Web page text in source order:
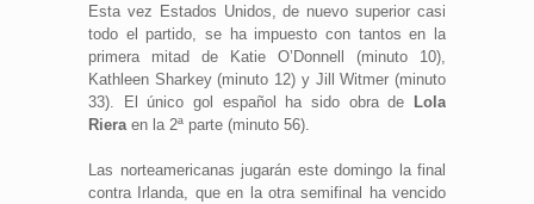
Esta vez Estados Unidos, de nuevo superior casi
todo el partido, se ha impuesto con tantos en la
primera mitad de Katie O’Donnell (minuto 10),
Kathleen Sharkey (minuto 12) y Jill Witmer (minuto
33). El único gol español ha sido obra de
Lola
Riera en la 2ª parte (minuto 56).
Las norteamericanas jugarán este domingo la final
contra Irlanda, que en la otra semifinal ha vencido